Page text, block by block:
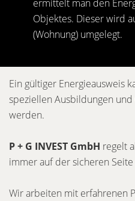
ermittelt man den
Objektes. Dieser wird
(Wohnung) umgelegt.
Ein gültiger Energieausweis
speziellen Ausbildungen
werden.
P + G INVEST GmbH regelt
immer auf der sicheren
Wir arbeiten mit erfahrenen